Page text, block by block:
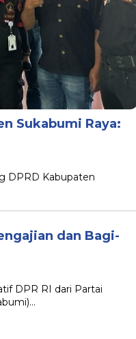
Sukabumi Raya:
DPRD Kabupaten
dan Bagi-
DPR RI dari Partai